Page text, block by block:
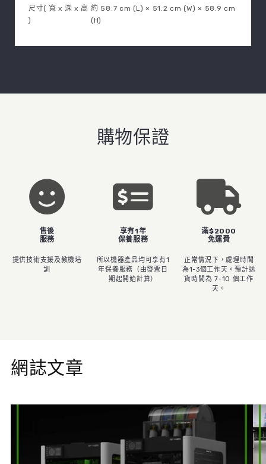
尺寸( 寬 x 深 x 高
)
約 58.7 cm (L) × 51.2 cm (W) × 58.9 cm
(H)
購物保證
售後
服務
提供技術支援及教機培
訓
享有1年
保養服務
所以機器產品均可享有1
年保養服務（由發票日
期起開始計算）
滿$2000
免運費
正常情況下，處理時間
為1-3個工作天。預計送
貨時間為 7-10 個工作
天。
網誌文章